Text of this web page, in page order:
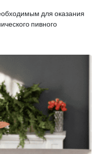
для оказания
пивного